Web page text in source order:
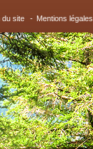
du site - Mentions légales